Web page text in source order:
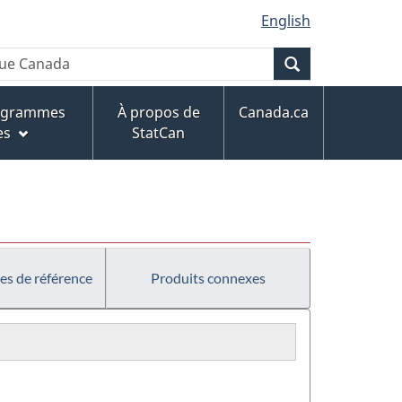
English
À propos de
StatCan
Canada.ca
de référence Produits connexes